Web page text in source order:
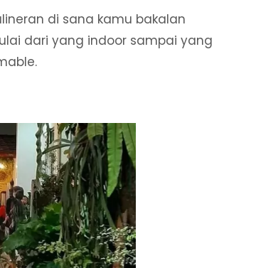
di sana kamu bakalan
dari yang indoor sampai yang